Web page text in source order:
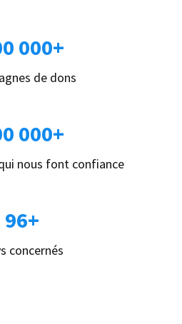
000+
de dons
000+
nous font confiance
96+
concernés